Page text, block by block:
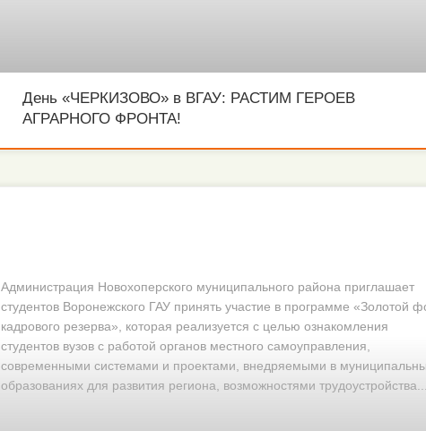
День «ЧЕРКИЗОВО» в ВГАУ: РАСТИМ ГЕРОЕВ
АГРАРНОГО ФРОНТА!
Администрация Новохоперского муниципального района приглашает
студентов Воронежского ГАУ принять участие в программе «Золотой
кадрового резерва», которая реализуется с целью ознакомления
студентов вузов с работой органов местного самоуправления,
современными системами и проектами, внедряемыми в
образованиях для развития региона, возможностями